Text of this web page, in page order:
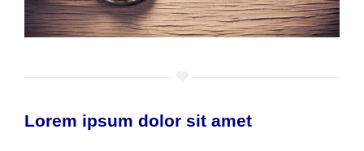
Lorem ipsum dolor sit amet